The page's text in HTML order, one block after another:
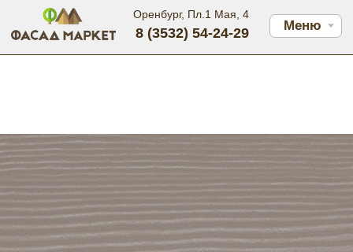
Меню
Оренбург, Пл.1 Мая, 4
8 (3532) 54-24-29